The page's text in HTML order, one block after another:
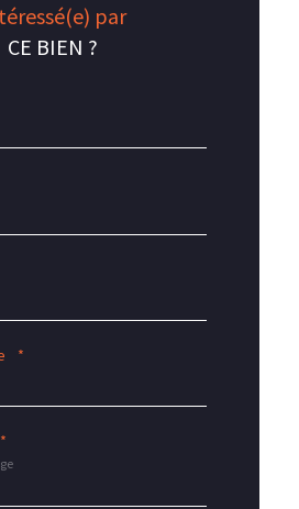
par
CE BIEN ?
*